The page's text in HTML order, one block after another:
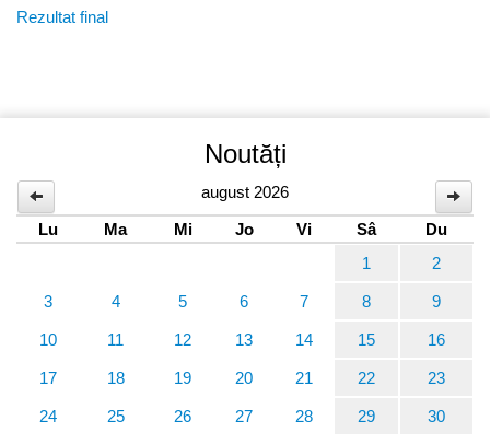
Rezultat final
Noutăți
august 2026
Lu
Ma Mi Jo Vi Sâ
Du
1
2
3 4 5 6 7 8 9
10 11 12 13 14 15 16
17 18 19 20 21 22 23
24 25 26 27 28 29 30